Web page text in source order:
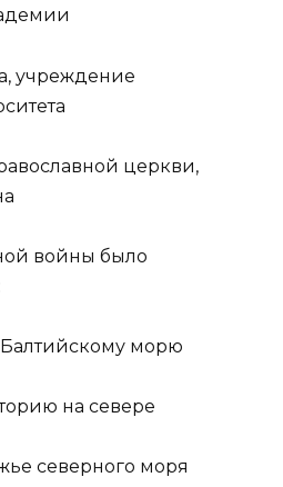
учреждение
церкви,
войны было
морю
на севере
северного моря